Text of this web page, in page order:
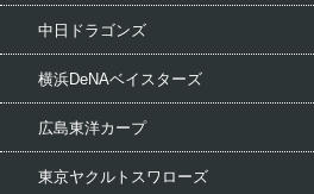
中日ドラゴンズ
横浜DeNAベイスターズ
広島東洋カープ
東京ヤクルトスワローズ